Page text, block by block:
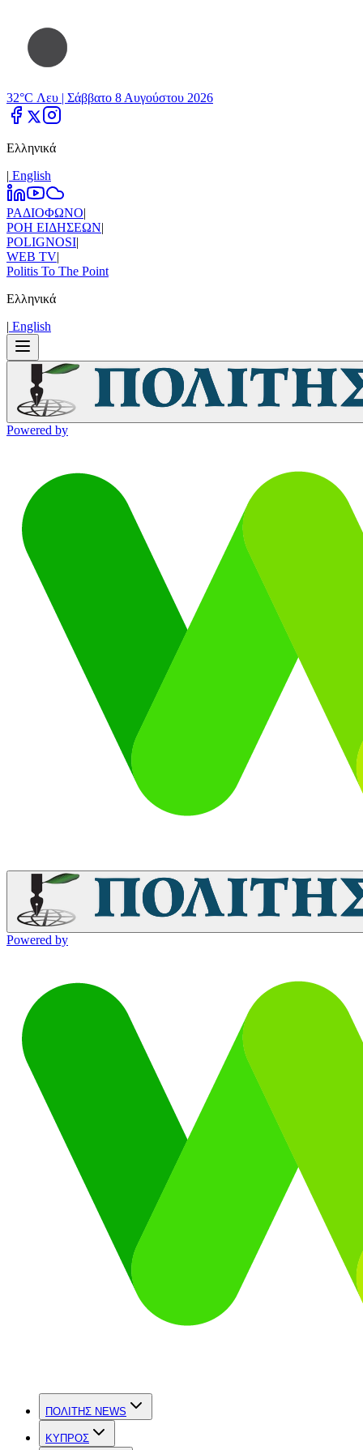
32°C Λευ | Σάββατο 8 Αυγούστου 2026
Ελληνικά
| Εnglish
ΡΑΔΙΟΦΩΝΟ|
ΡΟΗ ΕΙΔΗΣΕΩΝ|
POLIGNOSI|
WEB TV|
Politis To The Point
Ελληνικά
| Εnglish
Powered by
Powered by
ΠΟΛΙΤΗΣ NEWS
ΚΥΠΡΟΣ